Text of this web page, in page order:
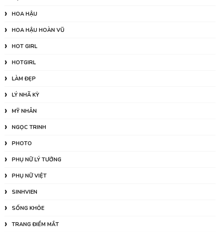
HOA HẬU
HOA HẬU HOÀN VŨ
HOT GIRL
HOTGIRL
LÀM ĐẸP
LÝ NHÃ KỲ
MỸ NHÂN
NGỌC TRINH
PHOTO
PHỤ NỮ LÝ TƯỞNG
PHỤ NỮ VIỆT
SINHVIEN
SỐNG KHỎE
TRANG ĐIỂM MẮT